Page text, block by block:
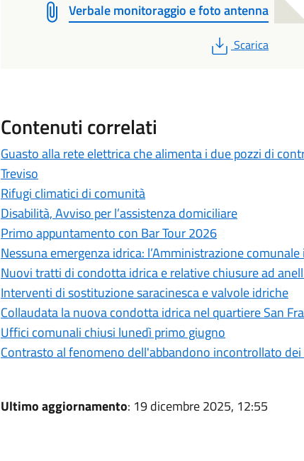
Verbale monitoraggio e foto antenna
PDF
Scarica
Contenuti correlati
Guasto alla rete elettrica che alimenta i due pozzi di
Treviso
Rifugi climatici di comunità
Disabilità, Avviso per l’assistenza domiciliare
Primo appuntamento con Bar Tour 2026
Nessuna emergenza idrica: l’Amministrazione
Nuovi tratti di condotta idrica e relative chiusure ad
Interventi di sostituzione saracinesca e valvole idriche
Collaudata la nuova condotta idrica nel quartiere San
Uffici comunali chiusi lunedì primo giugno
Contrasto al fenomeno dell'abbandono incontrollato
Ultimo aggiornamento: 19 dicembre 2025, 12:55